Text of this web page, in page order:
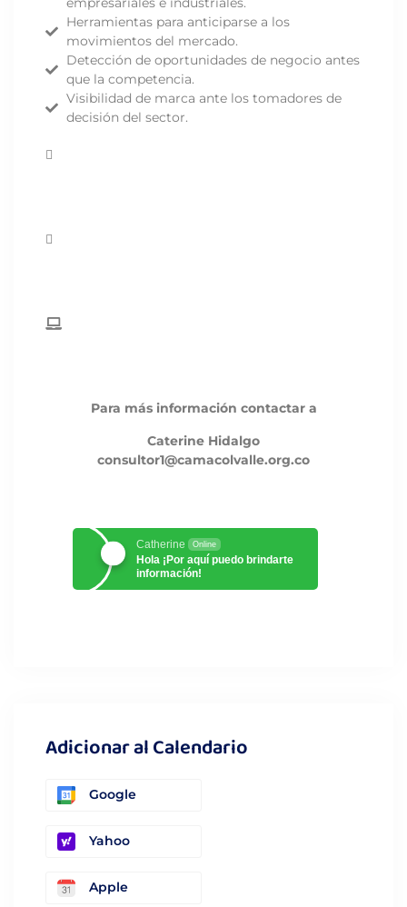
Herramientas para anticiparse a los
movimientos del mercado.
Detección de oportunidades de negocio antes
que la competencia.
Visibilidad de marca ante los tomadores de
decisión del sector.
Para más información contactar a
Caterine Hidalgo
consultor1@camacolvalle.org.co
Catherine Online
Hola ¡Por aquí puedo brindarte
información!
Adicionar al Calendario
Google
Yahoo
Apple